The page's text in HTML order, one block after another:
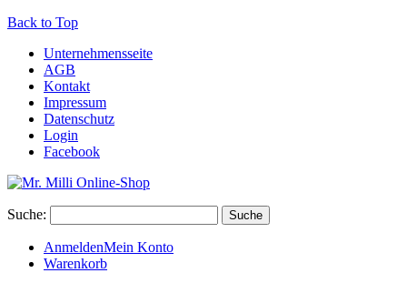
Back to Top
Unternehmensseite
AGB
Kontakt
Impressum
Datenschutz
Login
Facebook
Suche: Suche
AnmeldenMein Konto
Warenkorb